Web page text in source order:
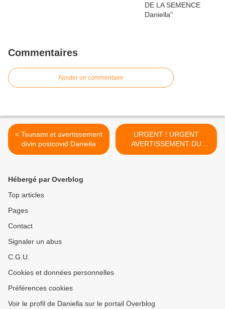
Commentaires
Ajouter un commentaire
< Tsunami et avertissement
divin postcovid Daniella
URGENT ! URGENT
AVERTISSEMENT DU
SEIGNEUR >
Hébergé par Overblog
Top articles
Pages
Contact
Signaler un abus
C.G.U.
Cookies et données personnelles
Préférences cookies
Voir le profil de Daniella sur le portail Overblog